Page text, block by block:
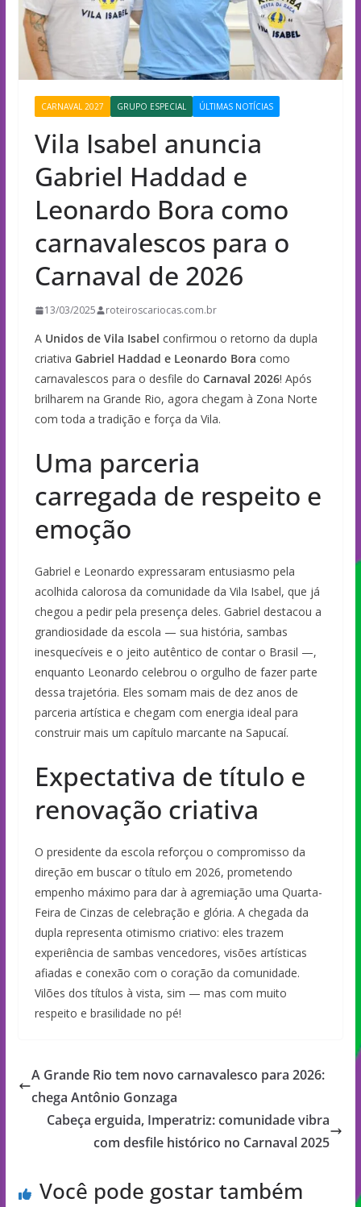
CARNAVAL 2027 GRUPO ESPECIAL ÚLTIMAS NOTÍCIAS
Vila Isabel anuncia
Gabriel Haddad e
Leonardo Bora como
carnavalescos para o
Carnaval de 2026
13/03/2025 roteiroscariocas.com.br
A Unidos de Vila Isabel confirmou o retorno da dupla
criativa Gabriel Haddad e Leonardo Bora como
carnavalescos para o desfile do Carnaval 2026! Após
brilharem na Grande Rio, agora chegam à Zona Norte
com toda a tradição e força da Vila.
Uma parceria
carregada de respeito e
emoção
Gabriel e Leonardo expressaram entusiasmo pela
acolhida calorosa da comunidade da Vila Isabel, que já
chegou a pedir pela presença deles. Gabriel destacou a
grandiosidade da escola — sua história, sambas
inesquecíveis e o jeito autêntico de contar o Brasil —,
enquanto Leonardo celebrou o orgulho de fazer parte
dessa trajetória. Eles somam mais de dez anos de
parceria artística e chegam com energia ideal para
construir mais um capítulo marcante na Sapucaí.
Expectativa de título e
renovação criativa
O presidente da escola reforçou o compromisso da
direção em buscar o título em 2026, prometendo
empenho máximo para dar à agremiação uma Quarta-
Feira de Cinzas de celebração e glória. A chegada da
dupla representa otimismo criativo: eles trazem
experiência de sambas vencedores, visões artísticas
afiadas e conexão com o coração da comunidade.
Vilões dos títulos à vista, sim — mas com muito
respeito e brasilidade no pé!
A Grande Rio tem novo carnavalesco para 2026:
chega Antônio Gonzaga
Cabeça erguida, Imperatriz: comunidade vibra
com desfile histórico no Carnaval 2025
Você pode gostar também